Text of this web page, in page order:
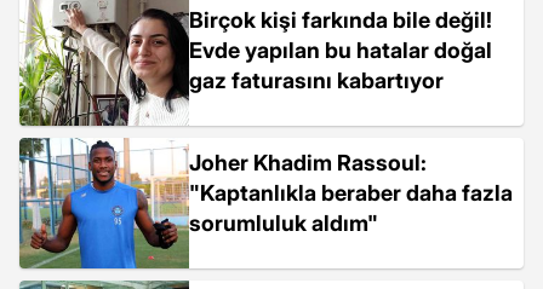
Birçok kişi farkında bile değil!
Evde yapılan bu hatalar doğal
gaz faturasını kabartıyor
Joher Khadim Rassoul:
"Kaptanlıkla beraber daha fazla
sorumluluk aldım"